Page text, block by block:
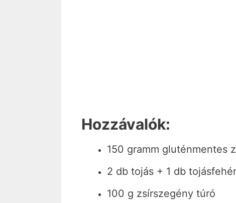
Hozzávalók:
150 gramm gluténmentes
2 db tojás + 1 db
100 g zsírszegény túró